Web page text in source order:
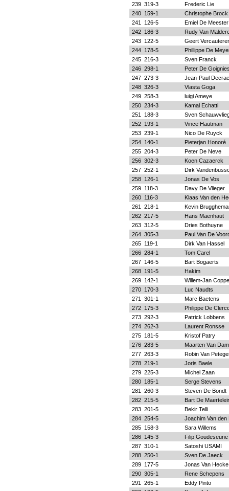
239 319-3
Frederic Lie
240 159-1
Christophe Brock
241
126-5
Emiel De Meester
242 186-3
Rudy Van
243 122-5
Geert
244 178-5
Phillippe De
245 216-3
Sven Franck
246 298-1
Peter De
247 273-3
Jean-Paul
248 326-3
Vlasta Goga
249 258-3
luigi Ameye
250 234-3
Kamal Echatti
251
188-3
Sven
252 193-1
Vince Hautman
253 239-1
Nico De Ruyck
254 140-1
Pieterjan Honoré
255 204-3
Peter De Neve
256 302-3
Koen Cazaerck
257 252-1
Dirk
258 126-1
Jonas De Vos
259 118-3
Davy De Vlieger
260 116-3
Klaas Van den
261
218-1
Kevin
262 217-5
Hans Maenhaut
263 312-5
Dries Bothuyne
264 305-3
Paul Van De
265 119-1
Dirk Van Hassel
266 284-1
Tom Carel
267 146-5
Bart Bogaerts
268 191-5
Hakim
269 142-1
Willem-Jan
270 170-3
Luc Naudts
271
301-1
Marc Baetens
272 175-3
Philippe De
273 292-3
Patrick Lobbens
274 262-3
Laurent Ronsse
275 181-5
Kristof Patry
276 283-5
Maarten Van Dam
277 263-3
Robin Van
278 219-1
Joris Baele
279 225-3
Michel Zaan
280 185-1
Serge Stevens
281
260-3
Steven De Bondt
282 215-5
Bart De
283 201-5
Bekir Telli
284 254-5
Joachim Van den
285 158-3
Sara Willems
286 145-3
Filip Goudeseune
287 310-1
Satoshi USAMI
288 250-1
Sven De Jaeck
289 177-5
Jonas Van Hecke
290 305-1
Rene Schepens
291
265-1
Eddy Pinto